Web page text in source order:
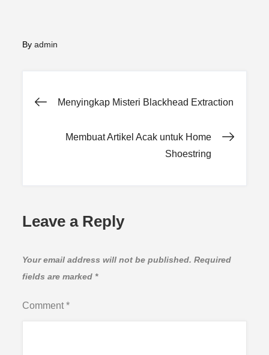
Byadmin
Post
navigation
Menyingkap Misteri Blackhead Extraction
Membuat Artikel Acak untuk Home
Shoestring
Leave a Reply
Your email address will not be published. Required
fields are marked *
Comment*